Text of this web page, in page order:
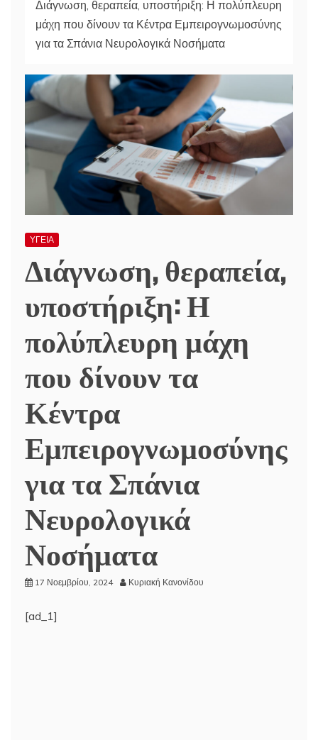
Διάγνωση, θεραπεία, υποστήριξη: Η πολύπλευρη
μάχη που δίνουν τα Κέντρα Εμπειρογνωμοσύνης
για τα Σπάνια Νευρολογικά Νοσήματα
ΥΓΕΙΑ
Διάγνωση, θεραπεία,
υποστήριξη: Η
πολύπλευρη μάχη
που δίνουν τα
Κέντρα
Εμπειρογνωμοσύνης
για τα Σπάνια
Νευρολογικά
Νοσήματα
17 Νοεμβρίου, 2024 Κυριακή Κανονίδου
[ad_1]